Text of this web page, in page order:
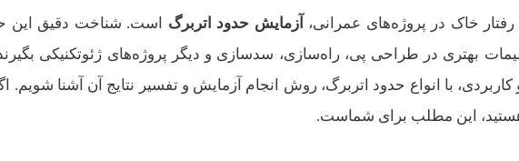
خاک در پروژه‌های عمرانی، آزمایش حدود اتربرگ است. شناخت دقیق این
بهتری در طراحی پی، راه‌سازی، سدسازی و دیگر پروژه‌های ژئوتکنیکی
با انواع حدود اتربرگ، روش انجام آزمایش و تفسیر نتایج آن آشنا شویم.
این مطلب برای شماست.